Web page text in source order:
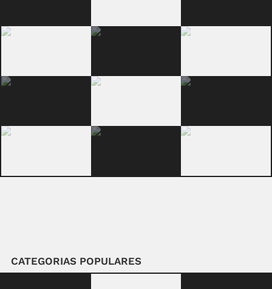
CATEGORIAS POPULARES